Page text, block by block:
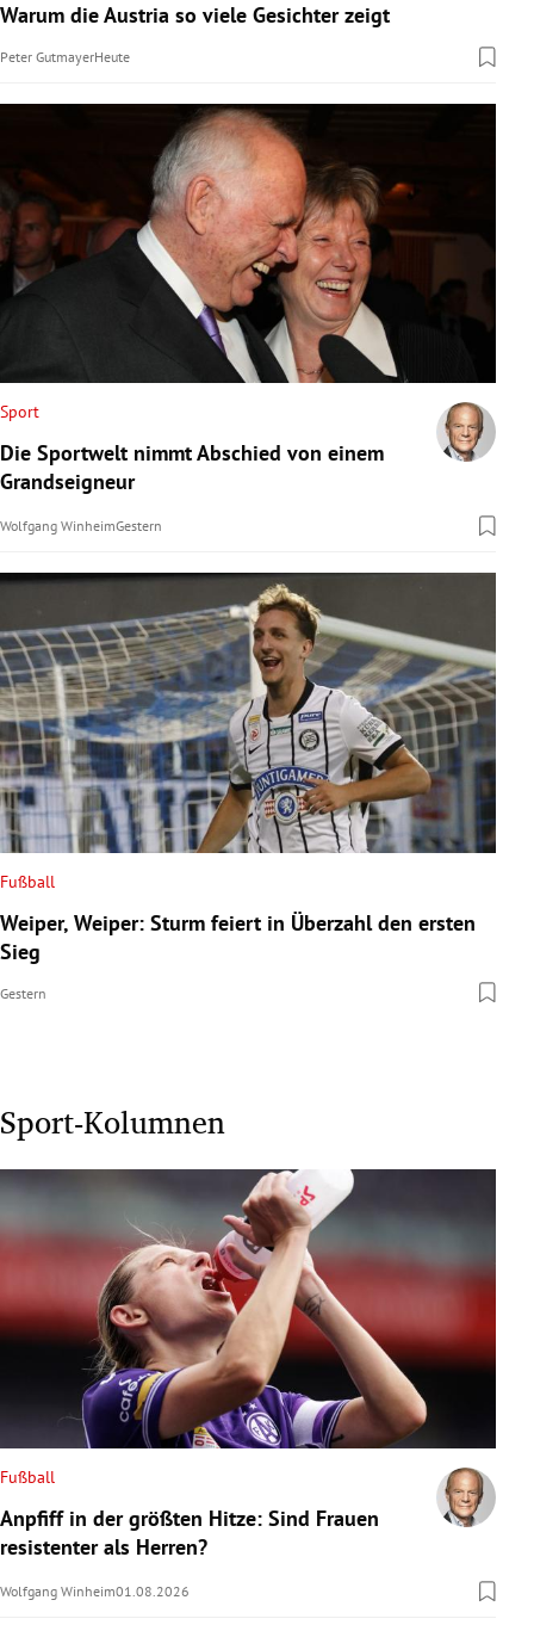
Warum die Austria so viele Gesichter zeigt
Peter GutmayerHeute
Sport
Die Sportwelt nimmt Abschied von einem
Grandseigneur
Wolfgang WinheimGestern
Fußball
Weiper, Weiper: Sturm feiert in Überzahl den ersten
Sieg
Gestern
Sport-Kolumnen
Fußball
Anpfiff in der größten Hitze: Sind Frauen
resistenter als Herren?
Wolfgang Winheim01.08.2026